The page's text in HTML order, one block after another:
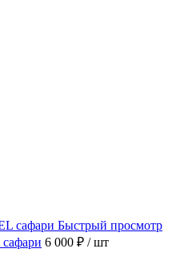
Быстрый просмотр
6 000 ₽ / шт